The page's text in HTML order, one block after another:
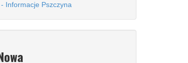
Informacje Pszczyna